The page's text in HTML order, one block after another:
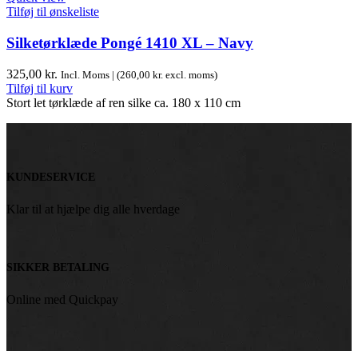
Tilføj til ønskeliste
Silketørklæde Pongé 1410 XL – Navy
325,00 kr. Incl. Moms | (260,00 kr. excl. moms)
Tilføj til kurv
Stort let tørklæde af ren silke ca. 180 x 110 cm
KUNDESERVICE
Klar til at hjælpe dig alle hverdage
SIKKER BETALING
Online med Quickpay